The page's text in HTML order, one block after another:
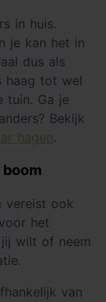
in huis.
je kan het in
dus als
haag tot wel
tuin. Ga je
Bekijk
hagen.
vereist ook
het
wilt of neem
van